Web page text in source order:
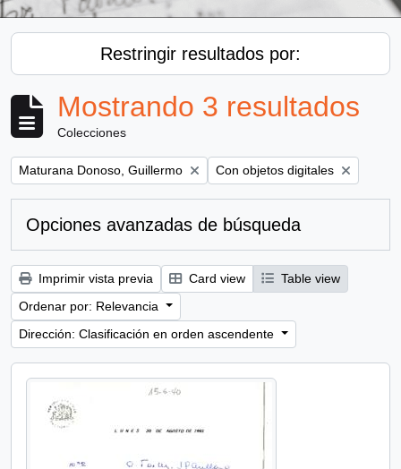
Restringir resultados por:
Mostrando 3 resultados
Colecciones
Remove filter:
Maturana Donoso, Guillermo Remove filter:
Con objetos digitales
Opciones avanzadas de búsqueda
Imprimir vista previa Card view
Table view
Ordenar por: Relevancia
Dirección: Clasificación en orden ascendente